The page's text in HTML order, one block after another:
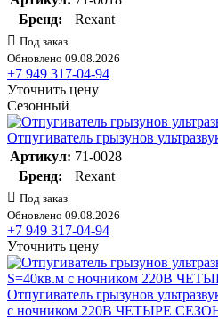
Бренд:
Rexant
Под заказ
Обновлено 09.08.2026
+7 949 317-04-94
Уточнить цену
Сезонный
Отпугиватель грызунов
Артикул: 71-0028
Бренд:
Rexant
Под заказ
Обновлено 09.08.2026
+7 949 317-04-94
Уточнить цену
Отпугиватель грызунов
с ночником 220В ЧЕТЫРЕ